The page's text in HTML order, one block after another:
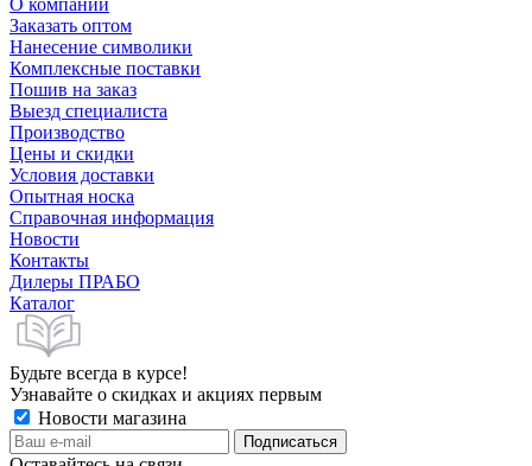
Заказать оптом
Нанесение символики
Комплексные поставки
Пошив на заказ
Выезд специалиста
Производство
Цены и скидки
Условия доставки
Опытная носка
Справочная информация
Новости
Контакты
Дилеры ПРАБО
Каталог
Будьте всегда в курсе!
Узнавайте о скидках и акциях первым
Новости магазина